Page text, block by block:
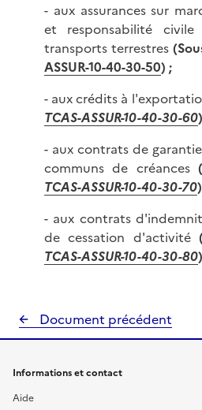
- aux assurances sur
et responsabilité
transports terrestres
ASSUR-10-40-30-50) ;
- aux crédits à
TCAS-ASSUR-10-40-30-60)
- aux contrats de
communs de créances
TCAS-ASSUR-10-40-30-70)
- aux contrats
de cessation d'activité
TCAS-ASSUR-10-40-30-80
Document précédent
Informations et contact
Aide